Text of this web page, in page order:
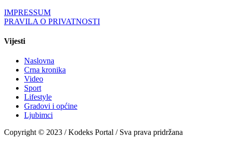
IMPRESSUM
PRAVILA O PRIVATNOSTI
Vijesti
Naslovna
Crna kronika
Video
Sport
Lifestyle
Gradovi i općine
Ljubimci
Copyright © 2023 / Kodeks Portal / Sva prava pridržana